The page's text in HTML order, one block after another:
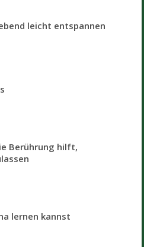
leicht entspannen
Berührung hilft,
lernen kannst